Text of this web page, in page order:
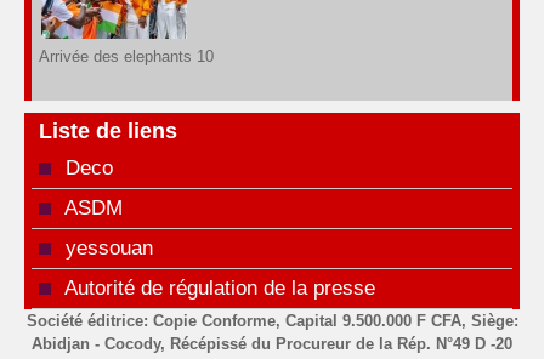
Arrivée des elephants 10
Liste de liens
Deco
ASDM
yessouan
Autorité de régulation de la presse
Société éditrice: Copie Conforme, Capital 9.500.000 F CFA, Siège:
Abidjan - Cocody, Récépissé du Procureur de la Rép. N°49 D -20